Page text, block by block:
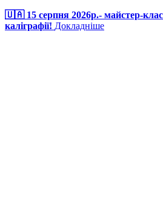
🇺🇦 15 серпня 2026р.- майстер-клас
каліграфії! Докладніше